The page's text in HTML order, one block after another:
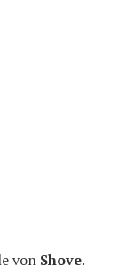
von Shove.